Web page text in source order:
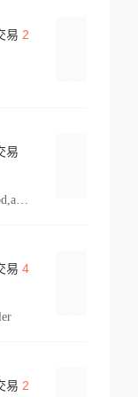
易 2
易
vehicle,pl 2,arts,home decor,cod,amusement ride,sea
易 4
易 2